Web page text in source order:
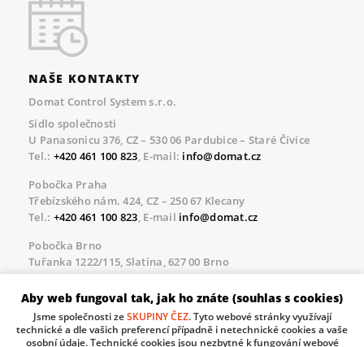
NAŠE KONTAKTY
Domat Control System s.r.o.
Sídlo společnosti
U Panasonicu 376, CZ – 530 06 Pardubice – Staré Čívice
Tel.: +420 461 100 823, E-mail: info@domat.cz
Pobočka Praha
Třebízského nám. 424, CZ – 250 67 Klecany
Tel.: +420 461 100 823, E-mail info@domat.cz
Pobočka Brno
Tuřanka 1222/115, Slatina, 627 00 Brno
Tel.:+420 461 100 823, E-mailinfo@domat.cz
Servisní linka pro námi realizované akce
Po – Pá 8.30 – 17.00
tel:+420 733 421 878, E-mailservis@domat.cz
Aby web fungoval tak, jak ho znáte (souhlas s cookies)
Jsme společnosti zeSKUPINY ČEZ. Tyto webové stránky využívají
technické a dle vašich preferencí případně i netechnické cookies a vaše
osobní údaje. Technické cookies jsou nezbytné k fungování webové